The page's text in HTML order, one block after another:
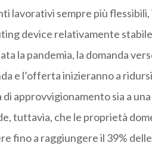
lavorativi sempre più
device relativamente
la pandemia, la domanda
e l’offerta inizieranno a
di approvvigionamento sia a
tuttavia, che le proprietà
fino a raggiungere il 39%